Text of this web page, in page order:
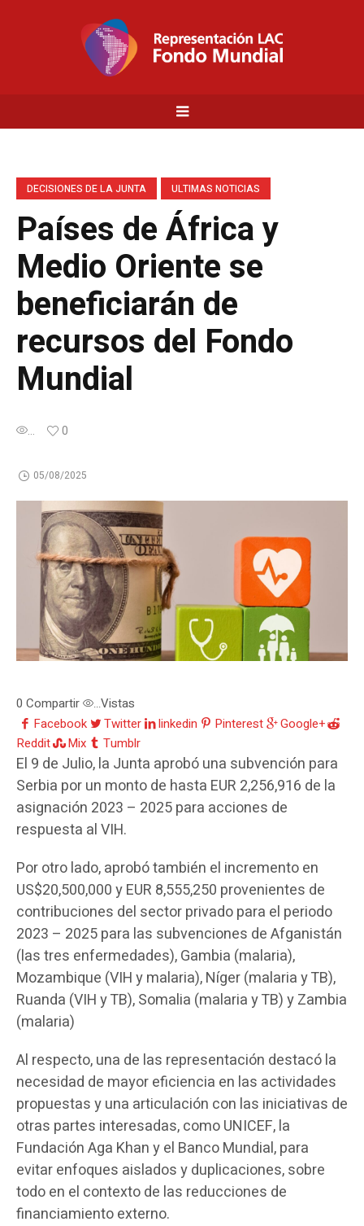
DECISIONES DE LA JUNTA ULTIMAS NOTICIAS
Países de África y
Medio Oriente se
beneficiarán de
recursos del Fondo
Mundial
... 0
05/08/2025
0 Compartir ...Vistas
Facebook
Twitter linkedin Pinterest
Google+
Reddit
Mix Tumblr
El 9 de Julio, la Junta aprobó una subvención para
Serbia por un monto de hasta EUR 2,256,916 de la
asignación 2023 – 2025 para acciones de
respuesta al VIH.
Por otro lado, aprobó también el incremento en
US$20,500,000 y EUR 8,555,250 provenientes de
contribuciones del sector privado para el periodo
2023 – 2025 para las subvenciones de Afganistán
(las tres enfermedades), Gambia (malaria),
Mozambique (VIH y malaria), Níger (malaria y TB),
Ruanda (VIH y TB), Somalia (malaria y TB) y Zambia
(malaria)
Al respecto, una de las representación destacó la
necesidad de mayor eficiencia en las actividades
propuestas y una articulación con las iniciativas de
otras partes interesadas, como UNICEF, la
Fundación Aga Khan y el Banco Mundial, para
evitar enfoques aislados y duplicaciones, sobre
todo en el contexto de las reducciones de
financiamiento externo.